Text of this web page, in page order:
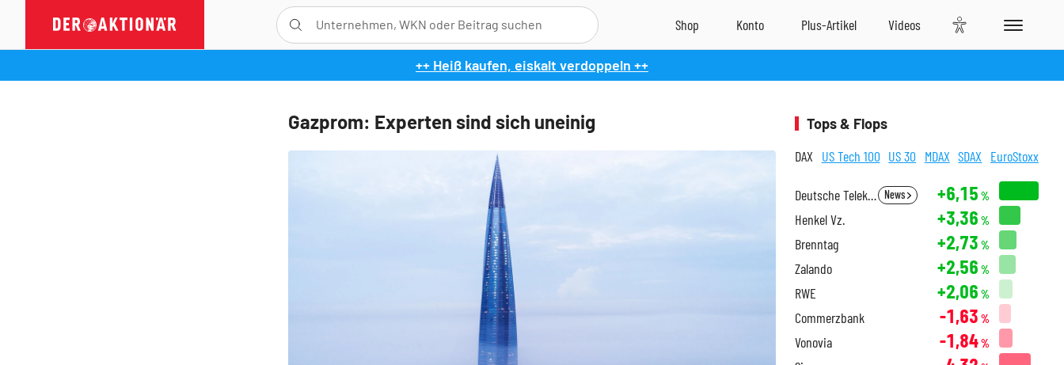
++ Heiß kaufen, eiskalt verdoppeln ++
Gazprom: Experten sind sich uneinig
Tops & Flops
DAX US Tech 100 US 30 MDAX SDAX EuroStoxx
Deutsche Telekom News +6,15 %
Henkel Vz. +3,36 %
Brenntag +2,73 %
Zalando +2,56 %
RWE +2,06 %
Commerzbank -1,63 %
Vonovia -1,84%